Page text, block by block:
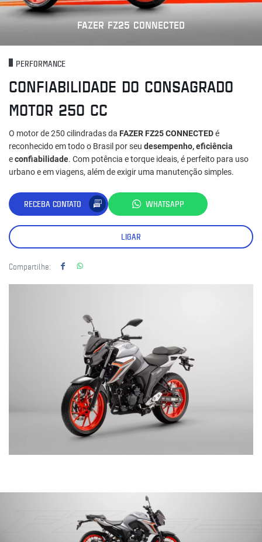
FAZER FZ25 CONNECTED
PERFORMANCE
CONFIABILIDADE DO CONSAGRADO
MOTOR 250 CC
O motor de 250 cilindradas da FAZER FZ25 CONNECTEDé
reconhecido em todo o Brasil por seu desempenho, eficiência
econfiabilidade. Com potência e torque ideais, é perfeito para uso
urbano e em viagens, além de exigir uma manutenção simples.
RECEBA CONTATO WHATSAPP
LIGAR
Compartilhe: